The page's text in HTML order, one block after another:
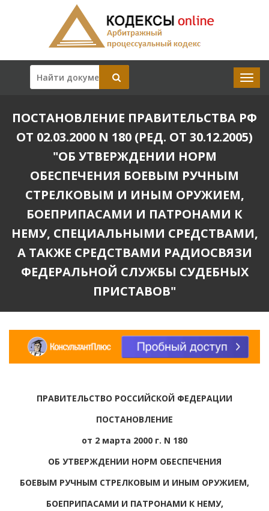
ПОСТАНОВЛЕНИЕ ПРАВИТЕЛЬСТВА РФ
ОТ 02.03.2000 N 180 (РЕД. ОТ 30.12.2005)
"ОБ УТВЕРЖДЕНИИ НОРМ
ОБЕСПЕЧЕНИЯ БОЕВЫМ РУЧНЫМ
СТРЕЛКОВЫМ И ИНЫМ ОРУЖИЕМ,
БОЕПРИПАСАМИ И ПАТРОНАМИ К
НЕМУ, СПЕЦИАЛЬНЫМИ СРЕДСТВАМИ,
А ТАКЖЕ СРЕДСТВАМИ РАДИОСВЯЗИ
ФЕДЕРАЛЬНОЙ СЛУЖБЫ СУДЕБНЫХ
ПРИСТАВОВ"
ПРАВИТЕЛЬСТВО РОССИЙСКОЙ ФЕДЕРАЦИИ
ПОСТАНОВЛЕНИЕ
от 2 марта 2000 г. N 180
ОБ УТВЕРЖДЕНИИ НОРМ ОБЕСПЕЧЕНИЯ
БОЕВЫМ РУЧНЫМ СТРЕЛКОВЫМ И ИНЫМ ОРУЖИЕМ,
БОЕПРИПАСАМИ И ПАТРОНАМИ К НЕМУ,